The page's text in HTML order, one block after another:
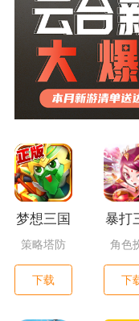
梦想三国
策略塔防
下载
暴打
角色
下